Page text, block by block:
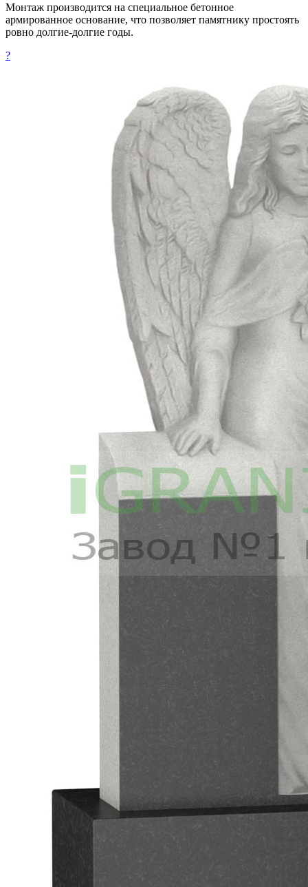
Монтаж производится на специальное бетонное
армированное основание, что позволяет памятнику простоять
ровно долгие-долгие годы.
?